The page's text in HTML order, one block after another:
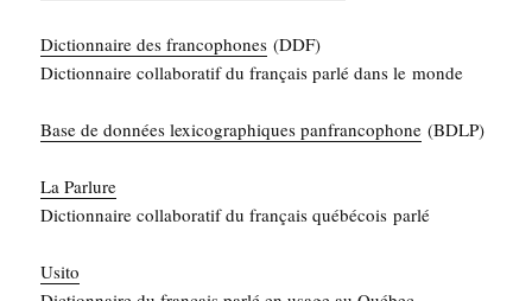
Dic­tion­naire des fran­co­phones (DDF)
Dic­tion­naire col­la­bo­ra­tif du fran­çais par­lé dans le monde
Base de don­nées lexi­co­gra­phiques pan­fran­co­phone (BDLP)
La Par­lure
Dic­tion­naire col­la­bo­ra­tif du fran­çais qué­bé­cois parlé
Usi­to